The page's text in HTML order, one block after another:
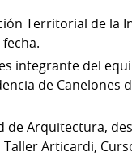
Territorial de la
integrante del
de Canelones
de Arquitectura,
Articardi,